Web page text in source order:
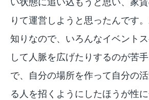
りて運営しようと思ったんです
知りなので、いろんなイベント
して人脈を広げたりするのが苦
で、自分の場所を作って自分の
る人を招くようにしたほうが性